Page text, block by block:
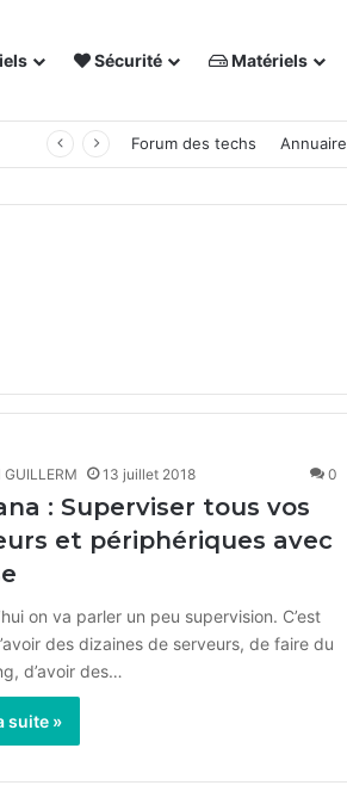
Sécurité Matériels
Forum des techs Annuaire
13 juillet 2018 0
: Superviser tous vos
et périphériques avec
on va parler un peu supervision. C’est
des dizaines de serveurs, de faire du
d’avoir des…
suite »